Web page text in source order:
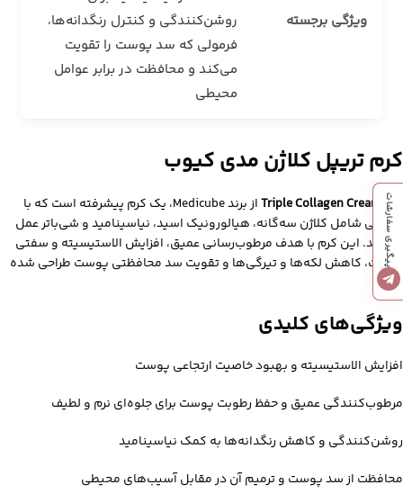
ویژگی برجسته
روشن‌کنندگی و کنترل رنگدانه‌ها،
فرمولی که سد پوست را تقویت
می‌کند و محافظت در برابر عوامل
محیطی
کرم تریپل کلاژن مدی کیوب
کرم Triple Collagen Cream
از برند Medicube، یک کرم پیشرفته است که با
فرمولی شامل کلاژن سه‌گانه، هیالورونیک اسید، نیاسینامید و شی‌باتر عمل
می‌کند. این کرم با هدف مرطوب‌رسانی عمیق، افزایش الاستیسیته و سفتی
پوست، کاهش لکه‌ها و تیرگی‌ها و تقویت سد محافظتی پوست طراحی شده
است.
ویژگی‌های کلیدی
افزایش الاستیسیته و بهبود خاصیت ارتجاعی پوست
مرطوب‌کنندگی عمیق و حفظ رطوبت پوست برای جلوه‌ای نرم و لطیف
روشن‌کنندگی و کاهش رنگدانه‌ها به کمک نیاسینامید
محافظت از سد پوست و ترمیم آن در مقابل آسیب‌های محیطی
پیگیری سفارشات